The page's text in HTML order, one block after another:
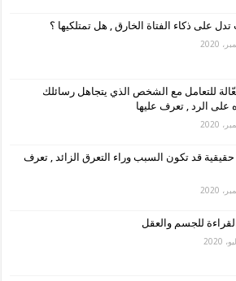
تدل على ذكاء الفتاة الخارق , هل تمتلكيها ؟
للتعامل مع الشخص الذي يتجاهل رسائلك
على الرد , تعرف عليها
قد تكون السبب وراء التعرق الزائد , تعرف
للجسم والعقل